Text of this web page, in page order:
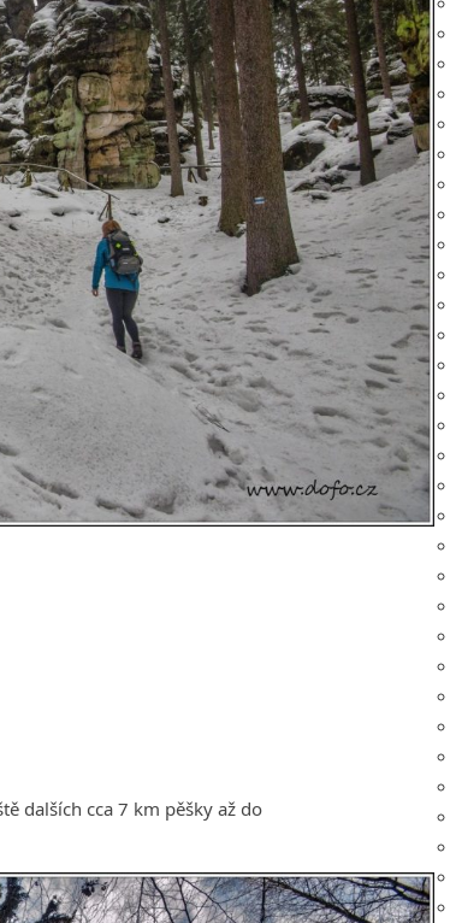
dalších cca 7 km pěšky až do